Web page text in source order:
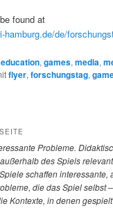
found at
hamburg.de/de/
education,games,media,
flyer,forschungstag,
Probleme.
des Spiels
schaffen interessante,
die das Spiel selbst
Kontexte, in denen